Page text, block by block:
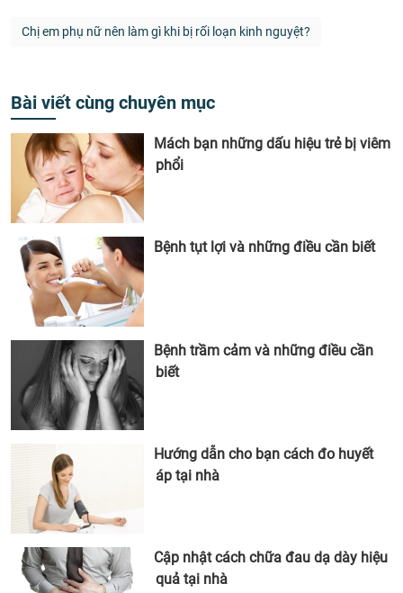
Chị em phụ nữ nên làm gì khi bị rối loạn kinh nguyệt?
Bài viết cùng chuyên mục
Mách bạn những dấu hiệu trẻ bị viêm
phổi
Bệnh tụt lợi và những điều cần biết
Bệnh trầm cảm và những điều cần
biết
Hướng dẫn cho bạn cách đo huyết
áp tại nhà
Cập nhật cách chữa đau dạ dày hiệu
quả tại nhà